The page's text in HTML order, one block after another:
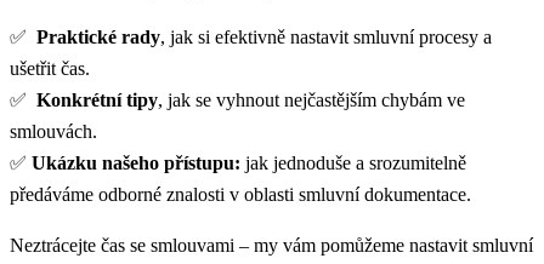
✅ Praktické rady, jak si efektivně nastavit smluvní procesy a
ušetřit čas.
✅ Konkrétní tipy, jak se vyhnout nejčastějším chybám ve
smlouvách.
✅ Ukázku našeho přístupu: jak jednoduše a srozumitelně
předáváme odborné znalosti v oblasti smluvní dokumentace.
Neztrácejte čas se smlouvami – my vám pomůžeme nastavit smluvní